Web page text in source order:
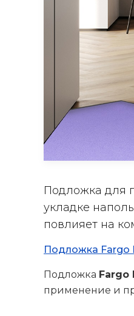
Подложка для
укладке
повлияет на
Подложка Fargo
Подложка Fargo
применение и